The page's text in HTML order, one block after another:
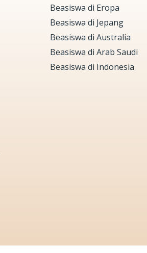
Beasiswa di Eropa
Beasiswa di Jepang
Beasiswa di Australia
Beasiswa di Arab Saudi
Beasiswa di Indonesia